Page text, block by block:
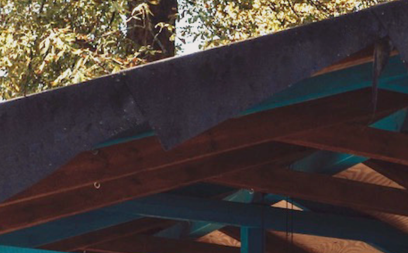
FIRMENEVENTS
Schulklassen
Kindergeburtstage
E-Bike Verleih
Teamevents
Kinder Feriencamp 2026
Floßbau
BumperBall
Schnitzeljagd
Fußball Dart
Yoga
Adventure Golf Yoga Fußball Dart